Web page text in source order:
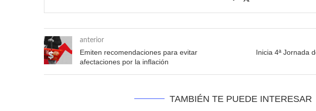
anterior
Emiten recomendaciones para evitar
afectaciones por la inflación
Inicia 4ª Jornada
TAMBIÉN TE PUEDE INTERESAR